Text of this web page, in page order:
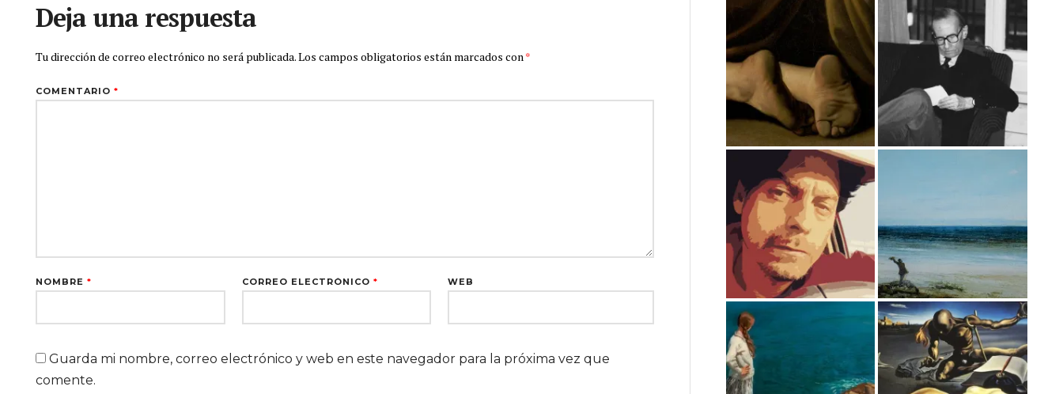
Deja una respuesta
Tu dirección de correo electrónico no será publicada.Los campos obligatorios están marcados con*
COMENTARIO *
NOMBRE * CORREO ELECTRÓNICO * WEB
Guarda mi nombre, correo electrónico y web en este navegador para la próxima vez que
comente.